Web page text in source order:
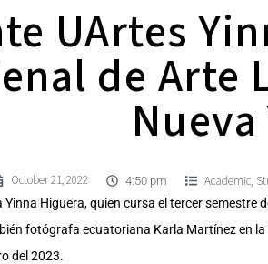
UArtes
de Arte
October 21, 2022 4:50 pm Academic,
Higuera, quien cursa el tercer semestre
fotógrafa ecuatoriana Karla Martínez en
del 2023.